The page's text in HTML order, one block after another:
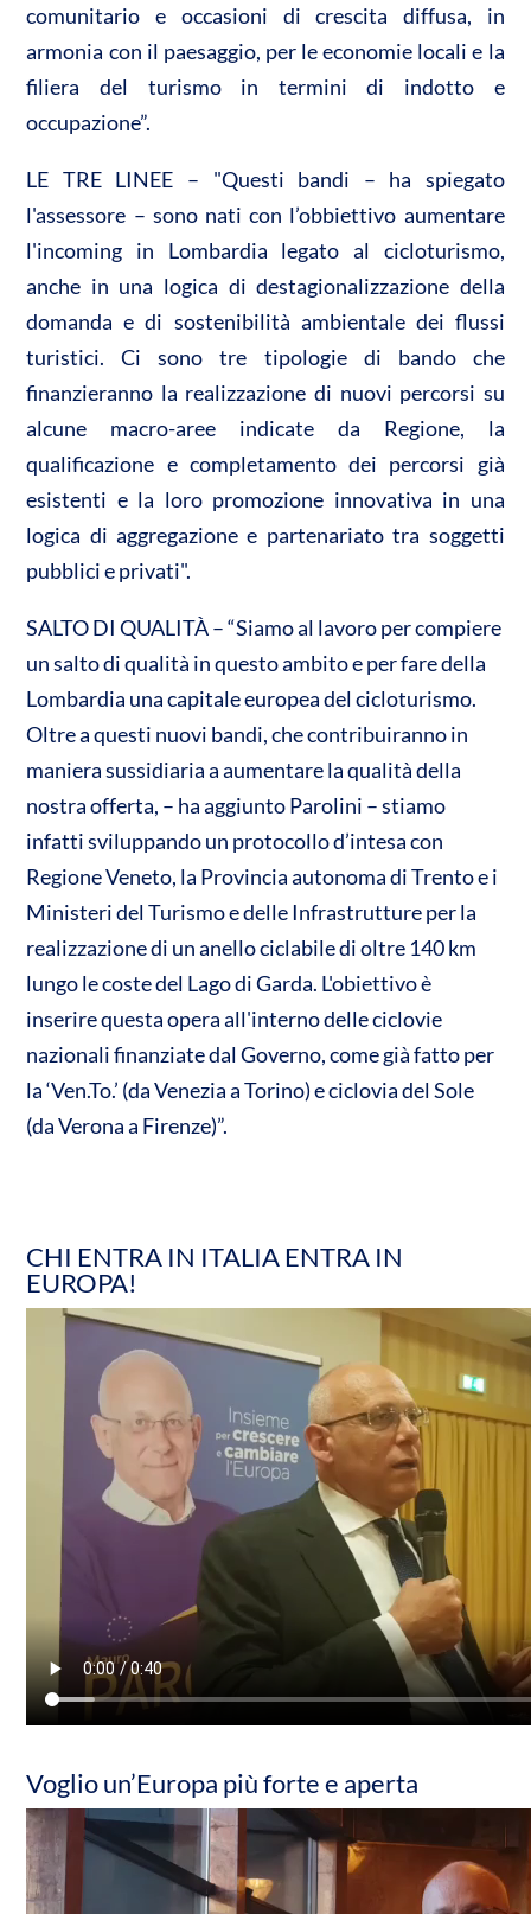
comunitario e occasioni di crescita diffusa, in
armonia con il paesaggio, per le economie locali e la
filiera del turismo in termini di indotto e
occupazione”.
LE TRE LINEE – "Questi bandi – ha spiegato
l'assessore – sono nati con l’obbiettivo aumentare
l'incoming in Lombardia legato al cicloturismo,
anche in una logica di destagionalizzazione della
domanda e di sostenibilità ambientale dei flussi
turistici. Ci sono tre tipologie di bando che
finanzieranno la realizzazione di nuovi percorsi su
alcune macro-aree indicate da Regione, la
qualificazione e completamento dei percorsi già
esistenti e la loro promozione innovativa in una
logica di aggregazione e partenariato tra soggetti
pubblici e privati".
SALTO DI QUALITÀ – “Siamo al lavoro per compiere
un salto di qualità in questo ambito e per fare della
Lombardia una capitale europea del cicloturismo.
Oltre a questi nuovi bandi, che contribuiranno in
maniera sussidiaria a aumentare la qualità della
nostra offerta, – ha aggiunto Parolini – stiamo
infatti sviluppando un protocollo d’intesa con
Regione Veneto, la Provincia autonoma di Trento e i
Ministeri del Turismo e delle Infrastrutture per la
realizzazione di un anello ciclabile di oltre 140 km
lungo le coste del Lago di Garda. L'obiettivo è
inserire questa opera all'interno delle ciclovie
nazionali finanziate dal Governo, come già fatto per
la ‘Ven.To.’ (da Venezia a Torino) e ciclovia del Sole
(da Verona a Firenze)”.
CHI ENTRA IN ITALIA ENTRA IN
EUROPA!
Voglio un’Europa più forte e aperta